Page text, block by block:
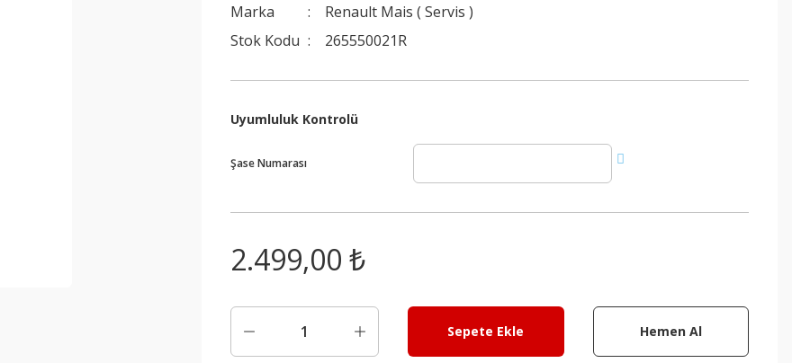
Marka
Renault Mais ( Servis )
Stok Kodu
265550021R
Uyumluluk Kontrolü
Şase Numarası
2.499,00 ₺
Sepete Ekle Hemen Al